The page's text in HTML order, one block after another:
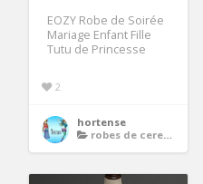
EOZY Robe de Soirée
Mariage Enfant Fille
Tutu de Princesse
2
hortense
robes de ceremonie enfants